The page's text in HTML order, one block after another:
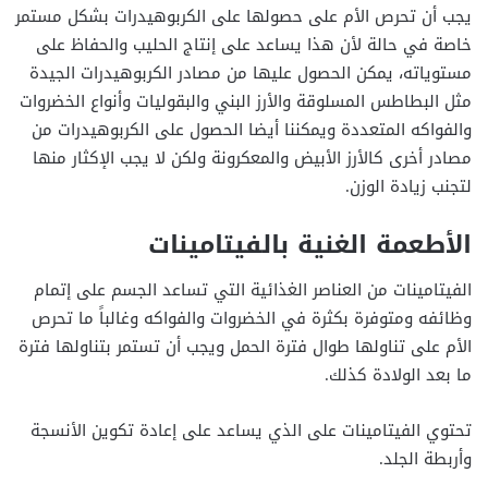
يجب أن تحرص الأم على حصولها على الكربوهيدرات بشكل مستمر
خاصة في حالة لأن هذا يساعد على إنتاج الحليب والحفاظ على
مستوياته، يمكن الحصول عليها من مصادر الكربوهيدرات الجيدة
مثل البطاطس المسلوقة والأرز البني والبقوليات وأنواع الخضروات
والفواكه المتعددة ويمكننا أيضا الحصول على الكربوهيدرات من
مصادر أخرى كالأرز الأبيض والمعكرونة ولكن لا يجب الإكثار منها
لتجنب زيادة الوزن.
الأطعمة الغنية بالفيتامينات
الفيتامينات من العناصر الغذائية التي تساعد الجسم على إتمام
وظائفه ومتوفرة بكثرة في الخضروات والفواكه وغالباً ما تحرص
الأم على تناولها طوال فترة الحمل ويجب أن تستمر بتناولها فترة
ما بعد الولادة كذلك.
تحتوي الفيتامينات على الذي يساعد على إعادة تكوين الأنسجة
وأربطة الجلد.